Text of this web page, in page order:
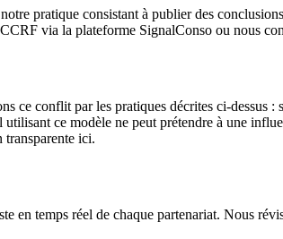
pratique consistant à publier des
via la plateforme SignalConso ou nous
ce conflit par les pratiques décrites ci-dessus
ce modèle ne peut prétendre à une
ici.
temps réel de chaque partenariat. Nous